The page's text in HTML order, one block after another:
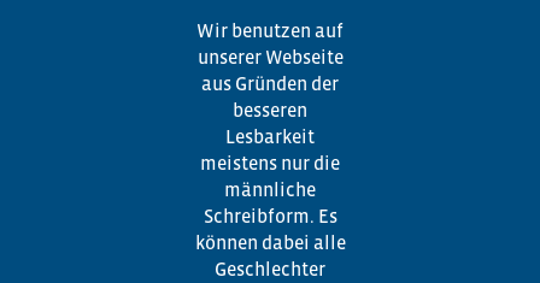
Wir benutzen auf
unserer Webseite
aus Gründen der
besseren
Lesbarkeit
meistens nur die
männliche
Schreibform. Es
können dabei alle
Geschlechter